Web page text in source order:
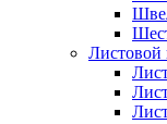
Листовой